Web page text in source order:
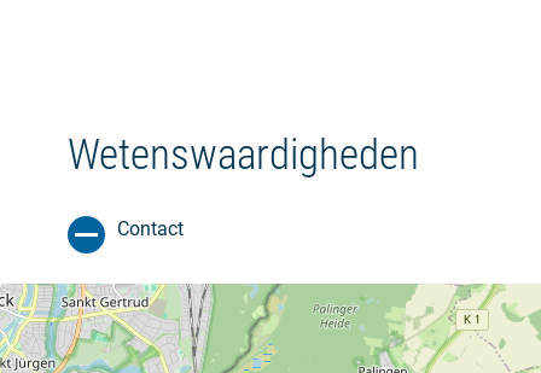
Wetenswaardigheden
Contact